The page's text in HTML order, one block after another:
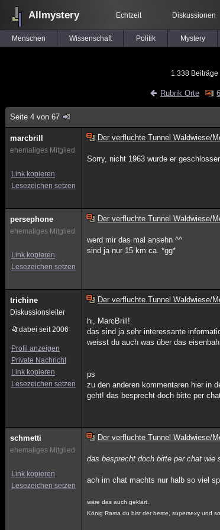
Allmystery Echtzeit Diskussionen
Menschen Wissenschaft Politik Mystery
1.338 Beiträge
Rubrik Orte
Seite 4 von 67
marcbrill
ehemaliges Mitglied
Link kopieren
Lesezeichen setzen
Der verfluchte Tunnel Waldwiese/
Sorry, nicht 1963 wurde er
persephone
ehemaliges Mitglied
Link kopieren
Lesezeichen setzen
Der verfluchte Tunnel Waldwiese/
werd mir das mal ansehn ^^
sind ja nur 15 km ca. *gg*
trichine
Diskussionsleiter
dabei seit 2006
Profil anzeigen
Private Nachricht
Link kopieren
Lesezeichen setzen
Der verfluchte Tunnel Waldwiese/
hi, MarcBrill!
das sind ja sehr interessante
weisst du auch was über das
ps
zu den anderen kommentaren hier in
geht! das besprecht doch bitte per
schmetti
ehemaliges Mitglied
Link kopieren
Lesezeichen setzen
Der verfluchte Tunnel Waldwiese/
das besprecht doch bitte per chat wie
ach im chat machts nur halb so viel
wäre das auch geklärt.
König Rasta du bist der beste, supersexy und